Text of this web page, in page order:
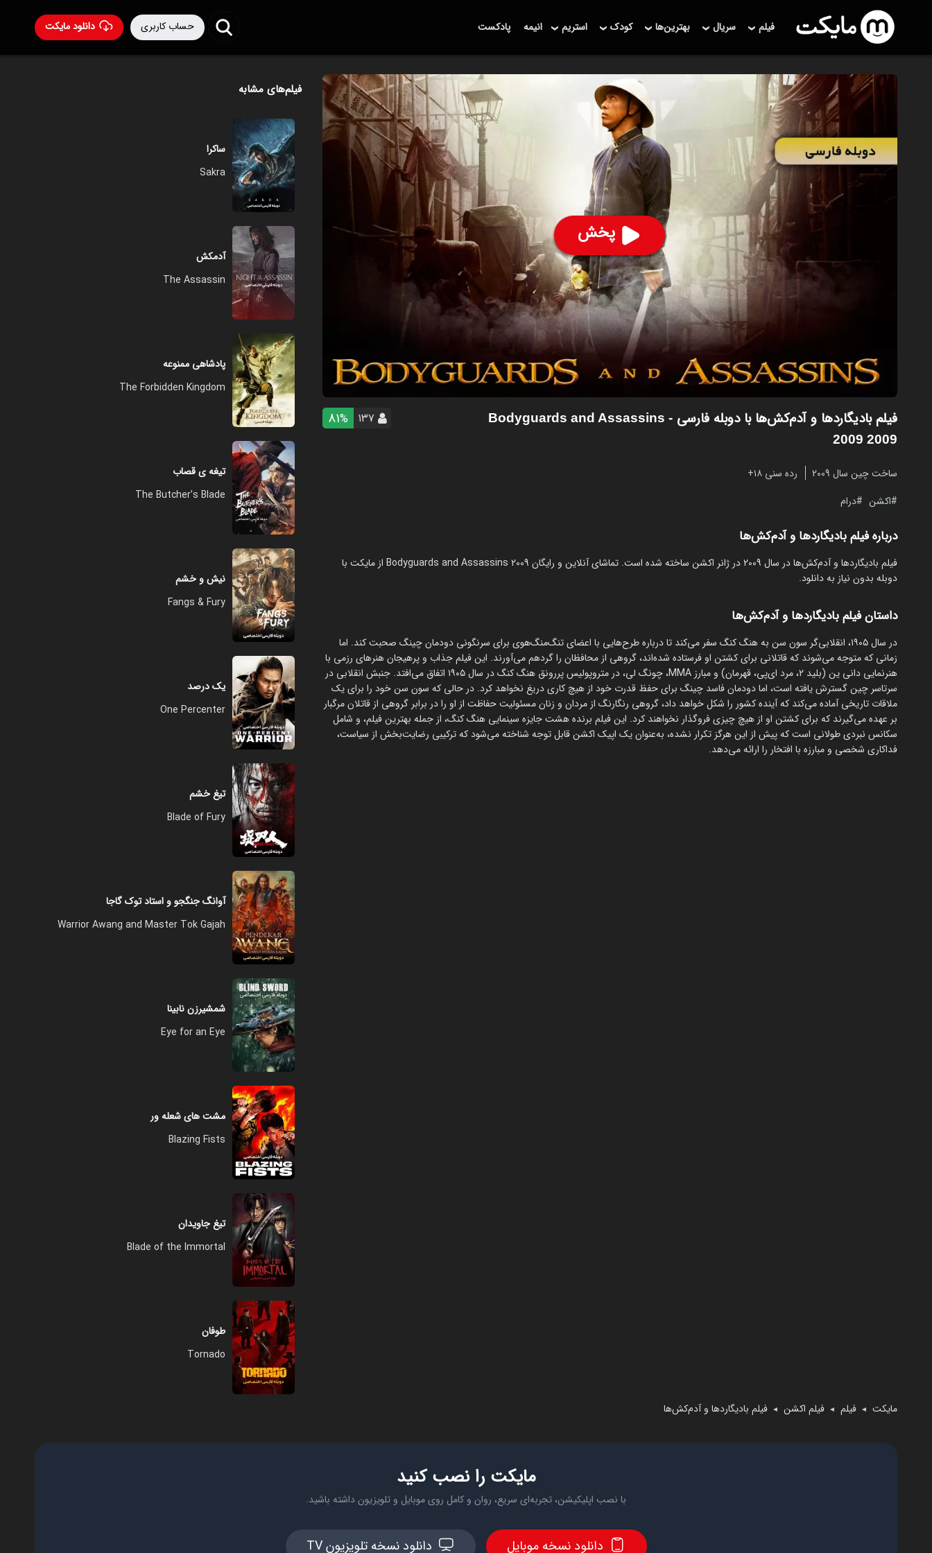
دانلود مایکت حساب کاربری فیلم سریال بهترین‌ها کودک استریم انیمه پادکست
پخش
فیلم بادیگاردها و آدم‌کش‌ها با دوبله فارسی
- Bodyguards and Assassins
2009 2009
۱۳۷ 81%
ساخت چین سال 2009
رده سنی ۱۸+
اکشن
درام
درباره فیلم بادیگاردها و آدم‌کش‌ها
فیلم بادیگاردها و آدم‌کش‌ها در سال 2009 در ژانر اکشن ساخته شده است. تماشای آنلاین و رایگان Bodyguards and Assassins 2009 از مایکت با
دوبله بدون نیاز به دانلود.
داستان فیلم بادیگاردها و آدم‌کش‌ها
در سال ۱۹۰۵، انقلابی‌گر سون سن به هنگ کنگ سفر می‌کند تا درباره طرح‌هایی با اعضای تنگ‌منگ‌هوی برای سرنگونی دودمان چینگ صحبت کند. اما
زمانی که متوجه می‌شوند که قاتلانی برای کشتن او فرستاده شده‌اند، گروهی از محافظان را گردهم می‌آورند. این فیلم جذاب و پرهیجان هنرهای رزمی با
هنرنمایی دانی ین (بلید ۲، مرد ای‌پی، قهرمان) و مبارز MMA، چونگ لی، در متروپولیس پررونق هنگ کنگ در سال ۱۹۰۵ اتفاق می‌افتد. جنبش انقلابی در
سرتاسر چین گسترش یافته است، اما دودمان فاسد چینگ برای حفظ قدرت خود از هیچ کاری دریغ نخواهد کرد. در حالی که سون سن خود را برای یک
ملاقات تاریخی آماده می‌کند که آینده کشور را شکل خواهد داد، گروهی رنگارنگ از مردان و زنان مسئولیت حفاظت از او را در برابر گروهی از قاتلان مرگبار
بر عهده می‌گیرند که برای کشتن او از هیچ چیزی فروگذار نخواهند کرد. این فیلم برنده هشت جایزه سینمایی هنگ کنگ، از جمله بهترین فیلم، و شامل
سکانس نبردی طولانی است که پیش از این هرگز تکرار نشده، به‌عنوان یک اپیک اکشن قابل توجه شناخته می‌شود که ترکیبی رضایت‌بخش از سیاست،
فداکاری شخصی و مبارزه با افتخار را ارائه می‌دهد.
مایکت ◄ فیلم ◄ فیلم اکشن ◄ فیلم بادیگاردها و آدم‌کش‌ها
فیلم‌های مشابه
ساکرا
Sakra
آدمکش
The Assassin
پادشاهی ممنوعه
The Forbidden Kingdom
تیغه ی قصاب
The Butcher’s Blade
نیش و خشم
Fangs & Fury
یک درصد
One Percenter
تیغ خشم
Blade of Fury
آوانگ جنگجو و استاد توک گاجا
Warrior Awang and Master Tok Gajah
شمشیرزن نابینا
Eye for an Eye
مشت‌ های شعله ور
Blazing Fists
تیغ جاویدان
Blade of the Immortal
طوفان
Tornado
مایکت را نصب کنید
با نصب اپلیکیشن، تجربه‌ای سریع، روان و کامل روی موبایل و تلویزیون داشته باشید.
دانلود نسخه موبایل دانلود نسخه تلویزیون TV